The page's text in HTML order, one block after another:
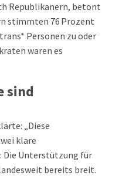
Republikanern, betont
stimmten 76 Prozent
Personen zu oder
waren es
sind
„Diese
klare
Die Unterstützung für
bereits breit.